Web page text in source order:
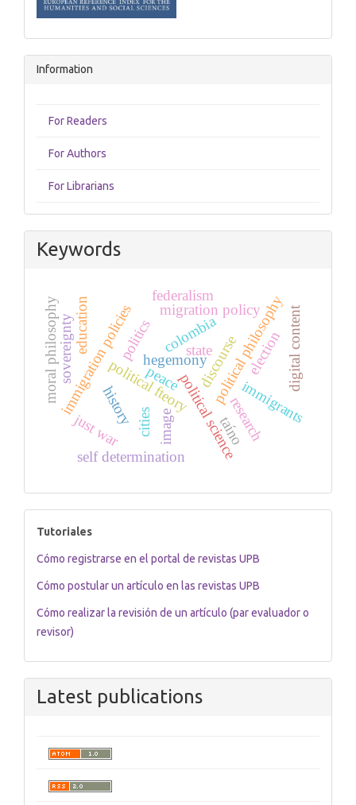
Information
For Readers
For Authors
For Librarians
Keywords
cities political science
political philosophy
research
history
discourse
political fteory
hegemony
colombia
peace immigrants
immigration policies migration policy
moral philosophy
just war
sovereignty
self determination
taíno
politics
image
electiondigital content
education
federalism
state
tutoriales
Tutoriales
Cómo registrarse en el portal de revistas UPB
Cómo postular un artículo en las revistas UPB
Cómo realizar la revisión de un artículo (par evaluador o
revisor)
Latest publications